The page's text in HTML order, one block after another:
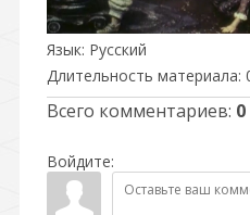
Язык: Русский
Длительность материала:
Всего комментариев: 0
Войдите: